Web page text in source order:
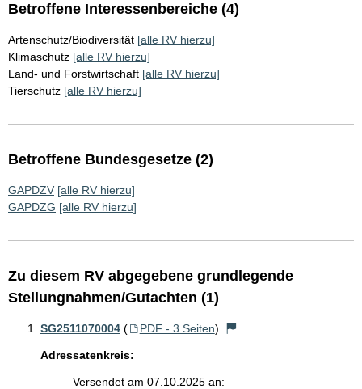
Betroffene Interessenbereiche (4)
Artenschutz/Biodiversität [alle RV hierzu]
Klimaschutz [alle RV hierzu]
Land- und Forstwirtschaft [alle RV hierzu]
Tierschutz [alle RV hierzu]
Betroffene Bundesgesetze (2)
GAPDZV [alle RV hierzu]
GAPDZG [alle RV hierzu]
Zu diesem RV abgegebene grundlegende
Stellungnahmen/Gutachten (1)
SG2511070004 ( PDF - 3 Seiten)
Adressatenkreis:
Versendet am 07.10.2025 an: